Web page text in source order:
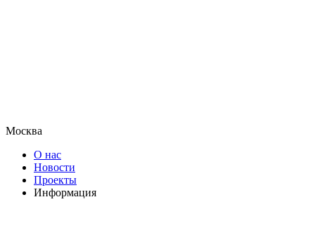
Москва
О нас
Новости
Проекты
Информация